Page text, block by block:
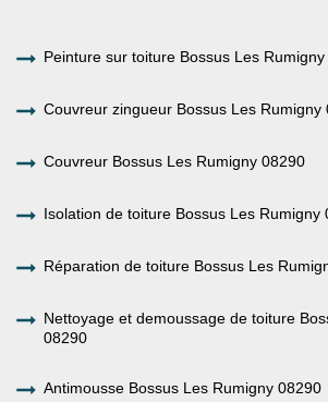
Peinture sur toiture Bossus Les
Couvreur zingueur Bossus Les Rumigny
Couvreur Bossus Les Rumigny 08290
Isolation de toiture Bossus Les Rumigny
Réparation de toiture Bossus Les
Nettoyage et demoussage de toiture
08290
Antimousse Bossus Les Rumigny 08290